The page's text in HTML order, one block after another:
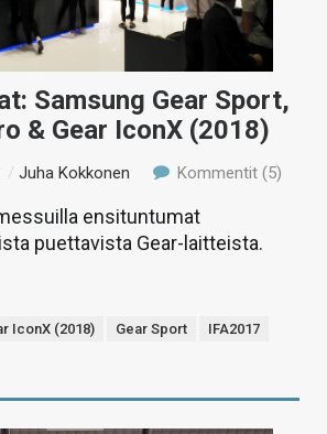
Samsung Gear Sport,
& Gear IconX (2018)
/Juha Kokkonen Kommentit (5)
ensituntumat
puettavista Gear-laitteista.
IconX (2018) Gear Sport
IFA2017